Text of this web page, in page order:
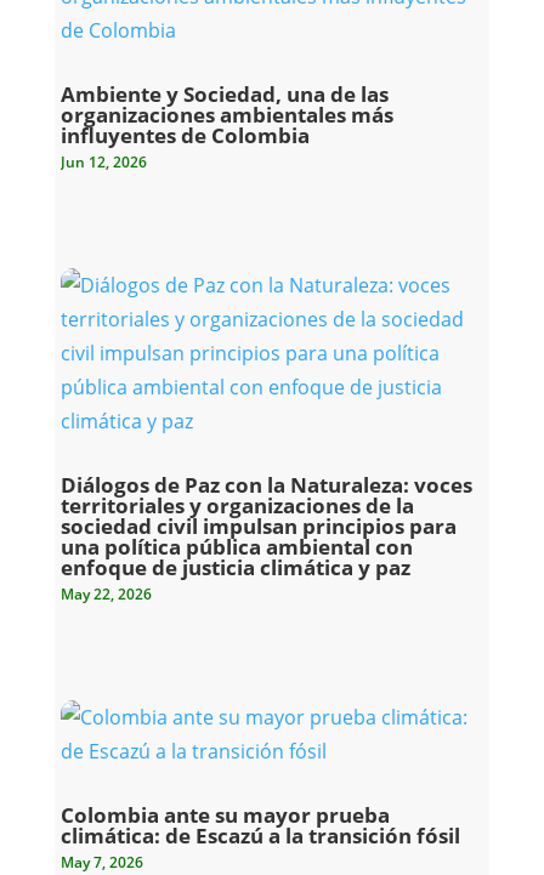
Ambiente y Sociedad, una de las
organizaciones ambientales más
influyentes de Colombia
Jun 12, 2026
Diálogos de Paz con la Naturaleza: voces
territoriales y organizaciones de la
sociedad civil impulsan principios para
una política pública ambiental con
enfoque de justicia climática y paz
May 22, 2026
Colombia ante su mayor prueba
climática: de Escazú a la transición fósil
May 7, 2026